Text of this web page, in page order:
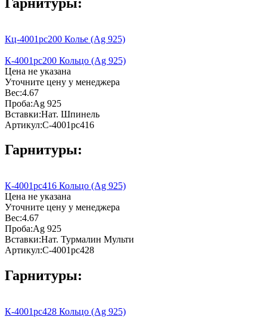
Кц-4001рс200 Колье (Ag 925)
К-4001рс200 Кольцо (Ag 925)
Цена не указана
Уточните цену у менеджера
Вес:4.67
Проба:Ag 925
Вставки:Нат. Шпинель
Артикул:С-4001рс416
Гарнитуры:
К-4001рс416 Кольцо (Ag 925)
Цена не указана
Уточните цену у менеджера
Вес:4.67
Проба:Ag 925
Вставки:Нат. Турмалин Мульти
Артикул:С-4001рс428
Гарнитуры:
К-4001рс428 Кольцо (Ag 925)